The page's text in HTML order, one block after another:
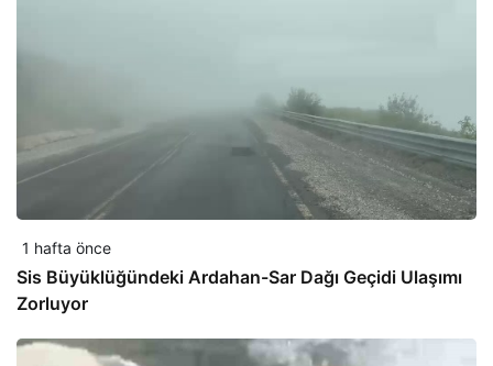
1 hafta önce
Sis Büyüklüğündeki Ardahan-Sar Dağı Geçidi Ulaşımı
Zorluyor